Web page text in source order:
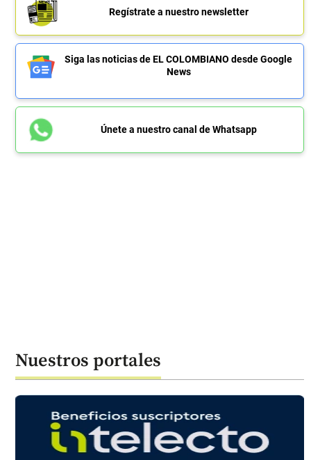
Regístrate a nuestro newsletter
Siga las noticias de EL COLOMBIANO desde Google
News
Únete a nuestro canal de Whatsapp
Nuestros portales